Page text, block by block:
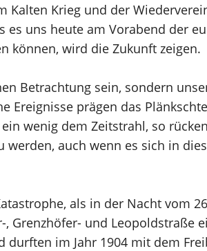
Krieg und der
uns heute am Vorabend der
können, wird die Zukunft zeigen.
Betrachtung sein, sondern
prägen das
wenig dem Zeitstrahl, so
auch wenn es sich in
als in der Nacht vom
Grenzhöfer- und Leopoldstraße
im Jahr 1904 mit dem